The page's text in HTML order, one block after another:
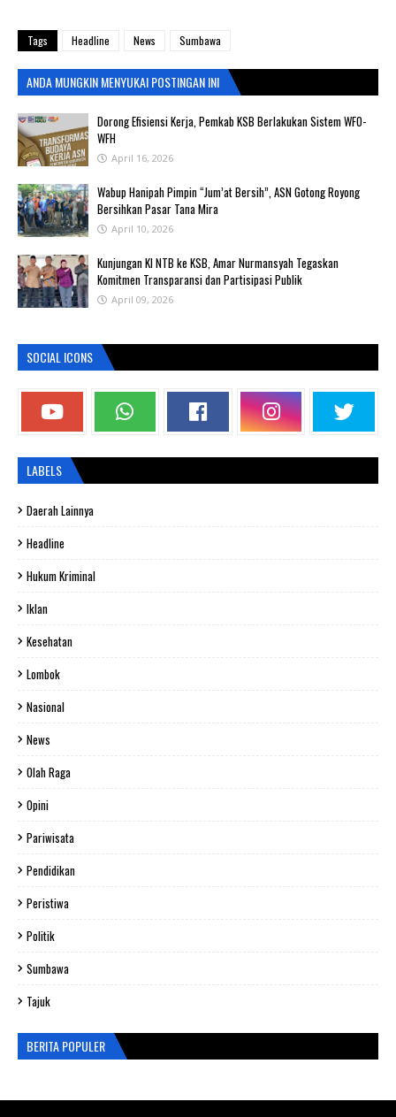
Tags Headline News Sumbawa
ANDA MUNGKIN MENYUKAI POSTINGAN INI
‎Dorong Efisiensi Kerja, Pemkab KSB Berlakukan Sistem WFO-
WFH ‎
April 16, 2026
Wabup Hanipah Pimpin “Jum’at Bersih”, ASN Gotong Royong
Bersihkan Pasar Tana Mira
April 10, 2026
Kunjungan KI NTB ke KSB, Amar Nurmansyah Tegaskan
Komitmen Transparansi dan Partisipasi Publik
April 09, 2026
SOCIAL ICONS
LABELS
Daerah Lainnya
Headline
Hukum Kriminal
Iklan
Kesehatan
Lombok
Nasional
News
Olah Raga
Opini
Pariwisata
Pendidikan
Peristiwa
Politik
Sumbawa
Tajuk
BERITA POPULER